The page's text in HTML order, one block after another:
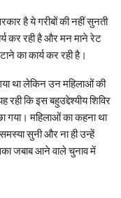
है ये गरीबों की नहीं सुनती
कर रही है और मन माने रेट
का कार्य कर रही है।
था लेकिन उन महिलाओं की
कि इस बहुउद्देश्यीय शिविर
गया। महिलाओं का कहना था
सुनी और ना ही उन्हें
जबाब आने वाले चुनाव में